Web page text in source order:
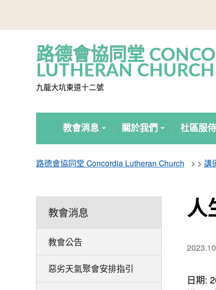
路德會協同堂
LUTHERAN CHURCH
九龍大坑東道十二號
教會消息 關於我們 社區服侍
路德會協同堂 Concordia Lutheran Church > > 講
教會消息
教會公告
惡劣天氣聚會安排指引
人
日期: